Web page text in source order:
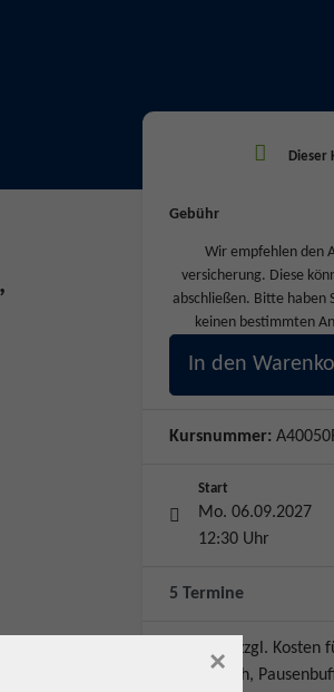
Gebühr
Wir empfehlen den
versicherung. Diese
abschließen. Bitte haben
keinen bestimmten
In den
Kursnummer:
Start
Mo. 06.09.2027
12:30 Uhr
5 Termine
zzgl. Kosten
mit Brunch,
×